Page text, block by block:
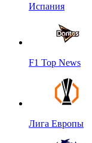
Испания
F1 Top News
Лига Европы